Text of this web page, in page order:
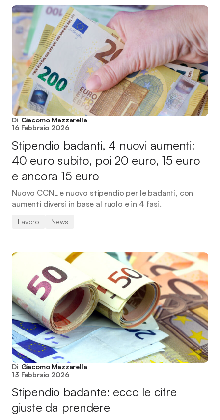
Di Giacomo Mazzarella
16 Febbraio 2026
Stipendio badanti, 4 nuovi aumenti:
40 euro subito, poi 20 euro, 15 euro
e ancora 15 euro
Nuovo CCNL e nuovo stipendio per le badanti, con
aumenti diversi in base al ruolo e in 4 fasi.
Lavoro News
Di Giacomo Mazzarella
13 Febbraio 2026
Stipendio badante: ecco le cifre
giuste da prendere